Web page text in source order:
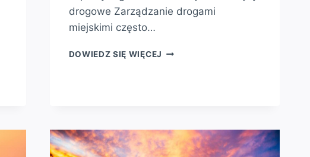
drogowe Zarządzanie drogami
miejskimi często…
DOWIEDZ SIĘ WIĘCEJ KTO